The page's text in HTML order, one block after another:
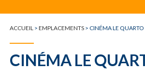
ACCUEIL > EMPLACEMENTS > CINÉMA LE QUARTO
CINÉMA LE